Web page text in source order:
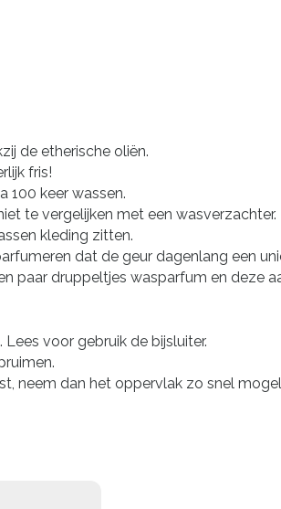
de etherische oliën.
fris!
100 keer wassen.
te vergelijken met een wasverzachter.
kleding zitten.
dat de geur dagenlang een
paar druppeltjes wasparfum en deze
voor gebruik de bijsluiter.
neem dan het oppervlak zo snel